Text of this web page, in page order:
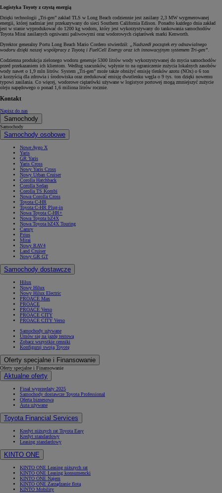
Logistyka Toyoty z czystą energią
Dzięki technologii „Tri-gen” zakład TLS w Long Beach codziennie jest zasilany 2,3 MW wygenerowanej
energii, której nadmiar jest przekazywany do sieci Southern California Edison. Ponadto każdego dnia zakład
jest w stanie wyprodukować do 1200 kg wodoru, który jest wykorzystywany do tankowania samochodów
Toyota Mirai zasilanych ogniwami paliwowymi oraz wodorowych ciężarówek marki Kenworth.
Dyrektor generalny Portu Long Beach Mario Cordero stwierdził:
„Nadszedł początek ery odnawialnego
wodoru dzięki naszej współpracy z Toyotą i FuelCell Energy oraz ich innowacyjnym systemem Tri-gen”.
Codzienna produkcja zielonego wodoru generuje 5300 litrów wody wykorzystywanej do mycia samochodów
przed przekazaniem ich klientom. Według szacunków, wpłynie to na ograniczenie zużycia lokalnych zasobów
wody nawet o 1,9 mln litrów. System „Tri-gen” może także obniżyć emisję tlenków azotu (NOx) o 6 ton
z korzyścią dla zdrowia i środowiska oraz zredukować emisję dwutlenku węgla o 9 tys. ton dzięki nowemu
typowi zasilania. Co więcej, wodorowe ciężarówki używane w logistyce portowej mogą zmniejszyć zużycie
oleju napędowego o ponad 1,6 miliona litrów rocznie.
Kontakt
Napisz do nas
Samochody
Samochody
Samochody osobowe
Nowe Aygo X
Yaris
GR Yaris
Yaris Cross
Nowy Yaris Cross
Nowy Urban Cruiser
Corolla Hatchback
Corolla Sedan
Corolla TS Kombi
Nowa Corolla Cross
Toyota C-HR
Toyota C-HR Plug-in
Nowa Toyota C-HR+
Nowa Toyota bZ4X
Nowa Toyota bZ4X Touring
Camry
Prius
Mirai
Nowy RAV4
Land Cruiser
Nowy GR GT
Samochody dostawcze
Hilux
Nowy Hilux
Nowy Hilux Electric
PROACE Max
PROACE
PROACE Verso
PROACE CITY
PROACE CITY Verso
Samochody używane
Umów się na jazdę testową
Zobacz wszystkie cenniki
Konfiguruj swoją Toyotę
Oferty specjalne i Finansowanie
Oferty specjalne i Finansowanie
Aktualne oferty
Finał wyprzedaży 2025
Samochody dostawcze Toyota Professional
Oferta biznesowa
Auta używane
Toyota Financial Services
Kredyt niższych rat Toyota Easy
Kredyt standardowy
Leasing standardowy
KINTO ONE
KINTO ONE Leasing niższych rat
KINTO ONE Leasing konsumencki
KINTO ONE Najem
KINTO ONE Zarządzanie flotą
KINTO Mobility